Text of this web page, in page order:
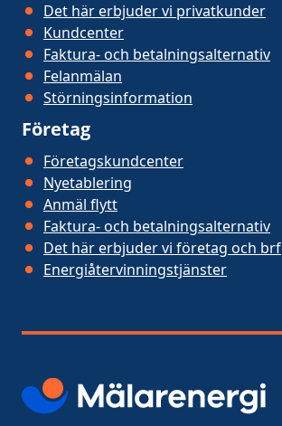
Det här erbjuder vi privatkunder
Kundcenter
Faktura- och betalningsalternativ
Felanmälan
Störningsinformation
Företag
Företagskundcenter
Nyetablering
Anmäl flytt
Faktura- och betalningsalternativ
Det här erbjuder vi företag och brf
Energiåtervinningstjänster